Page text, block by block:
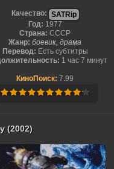
Качество: SATRip
Год: 1977
Страна: СССР
Жанр: боевик, драма
Перевод: Есть субтитры
1 час 7 минут
КиноПоиск: 7.99
(2002)